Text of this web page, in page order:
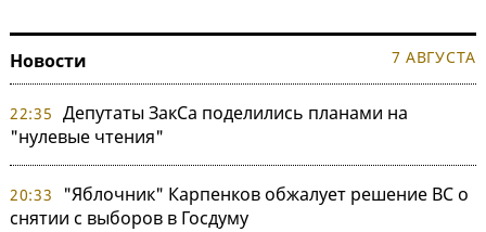
Новости 7 АВГУСТА
22:35 Депутаты ЗакСа поделились планами на
"нулевые чтения"
20:33
"Яблочник" Карпенков обжалует решение ВС о
снятии с выборов в Госдуму